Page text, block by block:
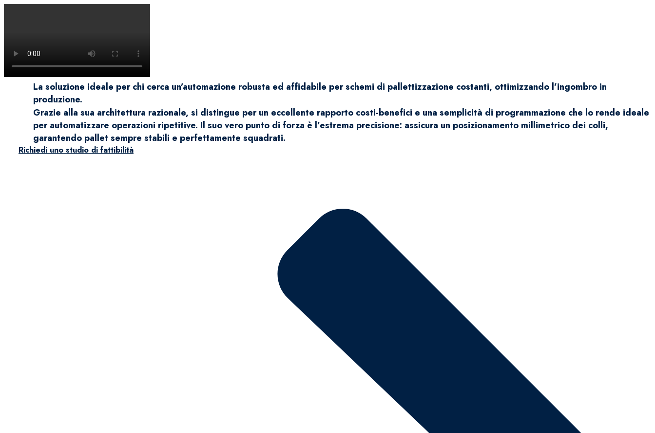
La soluzione ideale per chi cerca un’automazione robusta ed affidabile per schemi di pallettizzazione costanti, ottimizzando l’ingombro in
produzione.
Grazie alla sua architettura razionale, si distingue per un eccellente rapporto costi-benefici e una semplicità di programmazione che lo rende ideale
per automatizzare operazioni ripetitive. Il suo vero punto di forza è l’estrema precisione: assicura un posizionamento millimetrico dei colli,
garantendo pallet sempre stabili e perfettamente squadrati.
Richiedi uno studio di fattibilità